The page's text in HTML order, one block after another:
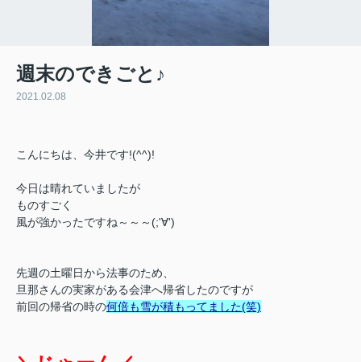
週末のできごと♪
2021.02.08
こんにちは、今井です!(^^)!
今日は晴れていましたが
ものすごく
風が強かったですね～～～(;'∀')
先週の土曜日から法事のため、
旦那さんの実家がある会津へ帰省したのですが
前回の帰省の時の何倍も雪が積もってました(笑)